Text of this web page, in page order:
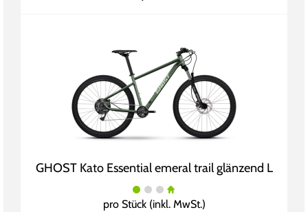
GHOST Kato Essential emeral trail glänzend L
pro Stück (inkl. MwSt.)